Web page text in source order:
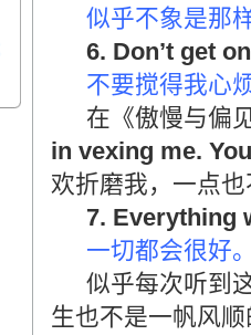
似乎不象是那
6. Don’t get
不要搅得我心
在《傲慢与偏
in vexing me.
欢折磨我，一点
7. Everything
一切都会很好
似乎每次听到
生也不是一帆风